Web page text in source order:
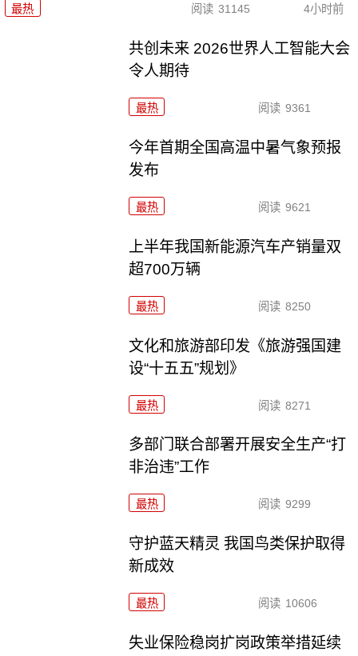
最热 阅读 31145 4小时前
共创未来 2026世界人工智能大会
令人期待
最热 阅读 9361
今年首期全国高温中暑气象预报
发布
最热 阅读 9621
上半年我国新能源汽车产销量双
超700万辆
最热 阅读 8250
文化和旅游部印发《旅游强国建
设“十五五”规划》
最热 阅读 8271
多部门联合部署开展安全生产“打
非治违”工作
最热 阅读 9299
守护蓝天精灵 我国鸟类保护取得
新成效
最热 阅读 10606
失业保险稳岗扩岗政策举措延续